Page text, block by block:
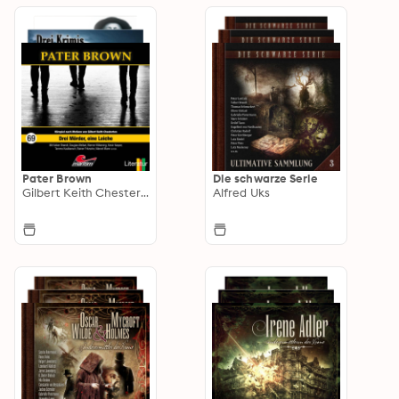
Pater Brown
Gilbert Keith Chesterton
Die schwarze Serie
Alfred Uks